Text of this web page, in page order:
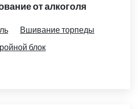
от алкоголя
Вшивание торпеды
блок